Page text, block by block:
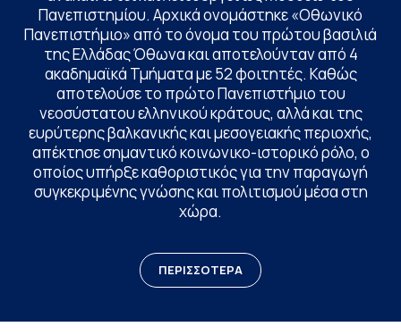
Πανεπιστημίου. Αρχικά ονομάστηκε «Οθωνικό
Πανεπιστήμιο» από το όνομα του πρώτου βασιλιά
της Ελλάδας Όθωνα και αποτελούνταν από 4
ακαδημαϊκά Τμήματα με 52 φοιτητές. Καθώς
αποτελούσε το πρώτο Πανεπιστήμιο του
νεοσύστατου ελληνικού κράτους, αλλά και της
ευρύτερης βαλκανικής και μεσογειακής περιοχής,
απέκτησε σημαντικό κοινωνικο-ιστορικό ρόλο, ο
οποίος υπήρξε καθοριστικός για την παραγωγή
συγκεκριμένης γνώσης και πολιτισμού μέσα στη
χώρα.
ΠΕΡΙΣΣΟΤΕΡΑ